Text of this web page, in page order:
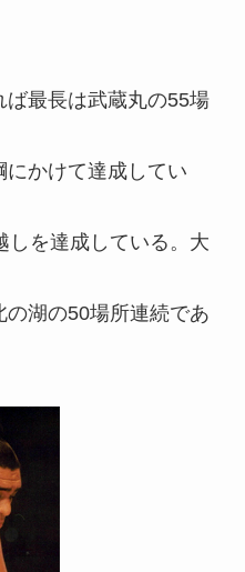
最長は武蔵丸の55場
かけて達成してい
しを達成している。大
湖の50場所連続であ